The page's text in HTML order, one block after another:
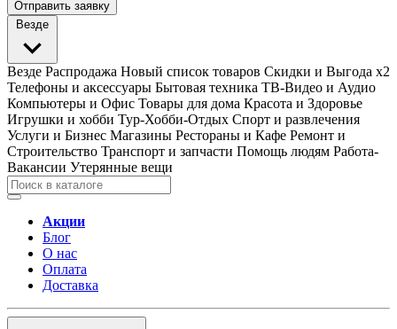
Отправить заявку
Везде
Везде Распродажа Новый список товаров Скидки и Выгода x2
Телефоны и аксессуары Бытовая техника ТВ-Видео и Аудио
Компьютеры и Офис Товары для дома Красота и Здоровье
Игрушки и хобби Тур-Хобби-Отдых Спорт и развлечения
Услуги и Бизнес Магазины Рестораны и Кафе Ремонт и
Строительство Транспорт и запчасти Помощь людям Работа-
Вакансии Утерянные вещи
Акции
Блог
О нас
Оплата
Доставка